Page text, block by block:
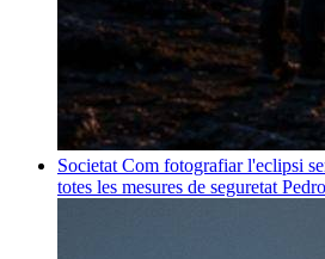
Societat Com fotografiar l'eclipsi
totes les mesures de seguretat